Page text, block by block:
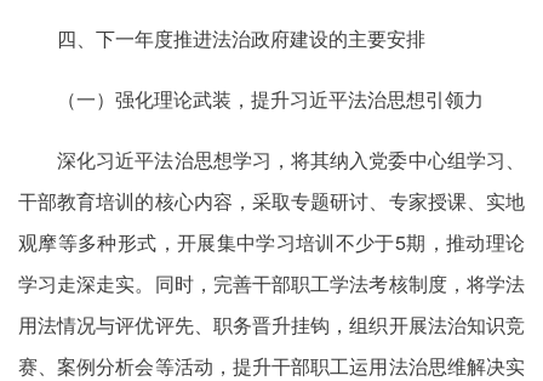
四、下一年度推进法治政府建设的主要安排
（一）强化理论武装，提升习近平法治思想引领力
深化习近平法治思想学习，将其纳入党委中心组学习、
干部教育培训的核心内容，采取专题研讨、专家授课、实地
观摩等多种形式，开展集中学习培训不少于5期，推动理论
学习走深走实。同时，完善干部职工学法考核制度，将学法
用法情况与评优评先、职务晋升挂钩，组织开展法治知识竞
赛、案例分析会等活动，提升干部职工运用法治思维解决实